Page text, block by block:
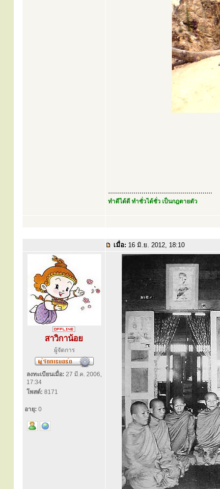
.....................................................
ทำดีได้ดี ทำชั่วได้ชั่ว เป็นกฎตายตัว
เมื่อ: 16 มิ.ย. 2012, 18:10
สาวิกาน้อย
ผู้จัดการ
ลงทะเบียนเมื่อ: 27 มี.ค. 2006,
17:34
โพสต์: 8171
อายุ: 0